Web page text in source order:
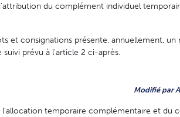
du complément individuel
et consignations présente, annuellement,
prévu à l'article 2 ci-après.
Modifié par
temporaire complémentaire et du